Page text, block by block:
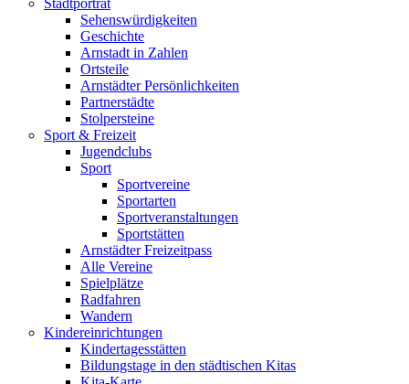
Stadtporträt
Sehenswürdigkeiten
Geschichte
Arnstadt in Zahlen
Ortsteile
Arnstädter Persönlichkeiten
Partnerstädte
Stolpersteine
Sport & Freizeit
Jugendclubs
Sport
Sportvereine
Sportarten
Sportveranstaltungen
Sportstätten
Arnstädter Freizeitpass
Alle Vereine
Spielplätze
Radfahren
Wandern
Kindereinrichtungen
Kindertagesstätten
Bildungstage in den städtischen Kitas